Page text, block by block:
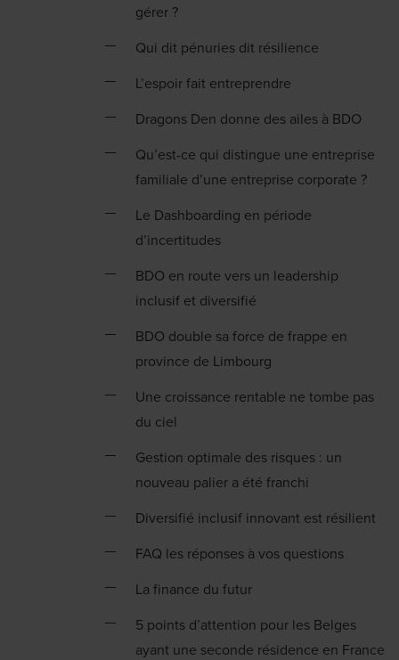
gérer ?
Qui dit pénuries dit résilience
L’espoir fait entreprendre
Dragons Den donne des ailes à BDO
Qu’est-ce qui distingue une entreprise
familiale d’une entreprise corporate ?
Le Dashboarding en période
d’incertitudes
BDO en route vers un leadership
inclusif et diversifié
BDO double sa force de frappe en
province de Limbourg
Une croissance rentable ne tombe pas
du ciel
Gestion optimale des risques : un
nouveau palier a été franchi
Diversifié inclusif innovant est résilient
FAQ les réponses à vos questions
La finance du futur
5 points d’attention pour les Belges
ayant une seconde résidence en France